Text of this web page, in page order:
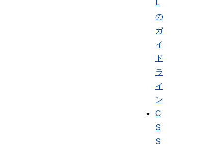
L
の
ガ
イ
ド
ラ
イ
ン
C
S
S